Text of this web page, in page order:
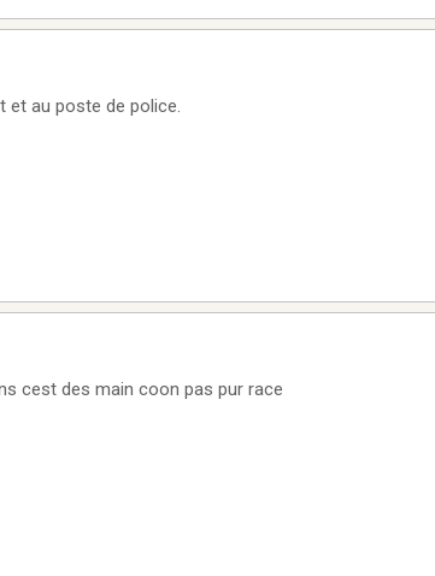
et au poste de police.
cest des main coon pas pur race